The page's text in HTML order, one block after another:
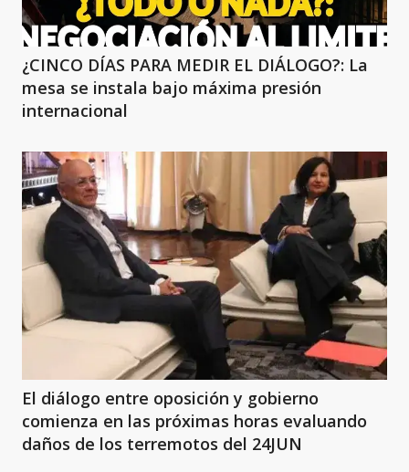
¿CINCO DÍAS PARA MEDIR EL DIÁLOGO?: La
mesa se instala bajo máxima presión
internacional
El diálogo entre oposición y gobierno
comienza en las próximas horas evaluando
daños de los terremotos del 24JUN